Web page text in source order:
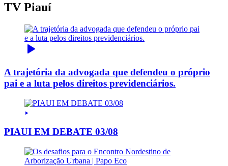
TV Piauí
A trajetória da advogada que defendeu o próprio
pai e a luta pelos direitos previdenciários.
PIAUI EM DEBATE 03/08